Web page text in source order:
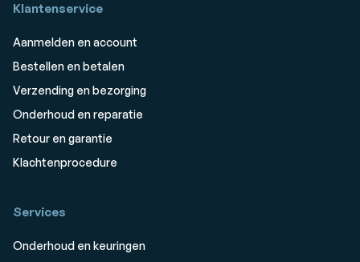
Klantenservice
Aanmelden en account
Bestellen en betalen
Verzending en bezorging
Onderhoud en reparatie
Retour en garantie
Klachtenprocedure
Services
Onderhoud en keuringen